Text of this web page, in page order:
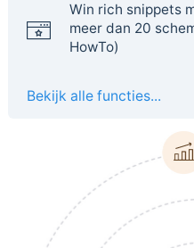
Win rich snippets
meer dan 20
HowTo)
Bekijk alle functies...